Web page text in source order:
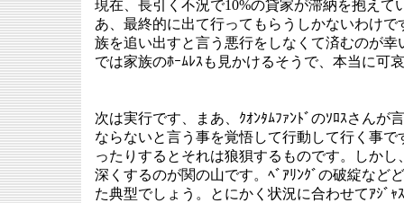
現在、長引く不況で10%の貸家が滞納を抱えて
あ、最終的に出て行ってもらうしかないわけで
族を追い出すと言う悪行をしなくて済むのが
では家族のﾎｰﾑﾚｽも見かけるそうで、本当に可
次は実行です、まあ、ｸｵﾝﾀﾑﾌｧﾝﾄﾞのｿﾛｽさんが
ならないと言う事を覚悟して行動して行く事
ったりするとそれは狼狽するものです。しか
深くするのが関の山です。ﾍﾞｱﾘﾝｸﾞの破綻など
た典型でしょう。とにかく状況に合わせてｱｼﾞ